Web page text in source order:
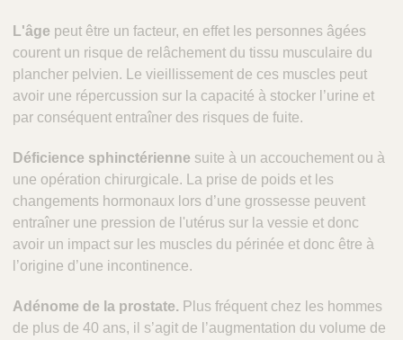
L'âge peut être un facteur, en effet les personnes âgées
courent un risque de relâchement du tissu musculaire du
plancher pelvien. Le vieillissement de ces muscles peut
avoir une répercussion sur la capacité à stocker l’urine et
par conséquent entraîner des risques de fuite.
Déficience sphinctérienne suite à un accouchement ou à
une opération chirurgicale. La prise de poids et les
changements hormonaux lors d’une grossesse peuvent
entraîner une pression de l'utérus sur la vessie et donc
avoir un impact sur les muscles du périnée et donc être à
l’origine d’une incontinence.
Adénome de la prostate. Plus fréquent chez les hommes
de plus de 40 ans, il s’agit de l’augmentation du volume de